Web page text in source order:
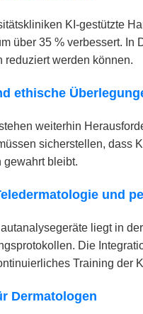
KI-gestützte
über 35 % verbessert. In
werden können.
ethische
weiterhin
sicherstellen, dass
gewahrt bleibt.
und
liegt in
Die
Training der
Dermatologen